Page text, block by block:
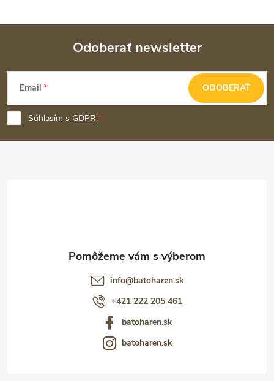
Z
p
ä
Odoberať newsletter
Email
Súhlasím s GDPR
ODOBERAŤ
info@batoharen.sk
+421 222 205 461
batoharen.sk
batoharen.sk